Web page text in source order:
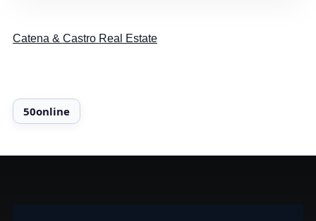
Catena & Castro Real Estate